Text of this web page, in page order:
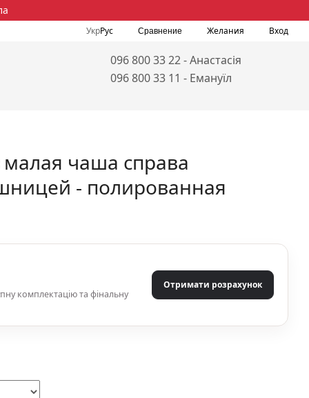
УкрРус Сравнение Желания Вход
096 800 33 22 - Анастасія
096 800 33 11 - Емануїл
малая чаша справа
- полированная
комплектацію та фінальну
Отримати розрахунок